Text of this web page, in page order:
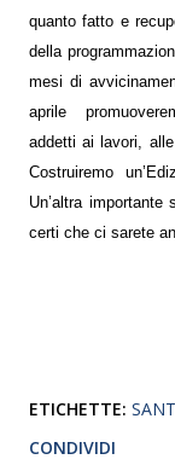
quanto fatto e
della
mesi di
aprile
addetti ai lavori,
Costruiremo
Un’altra
certi che ci sarete
ETICHETTE:
CONDIVIDI